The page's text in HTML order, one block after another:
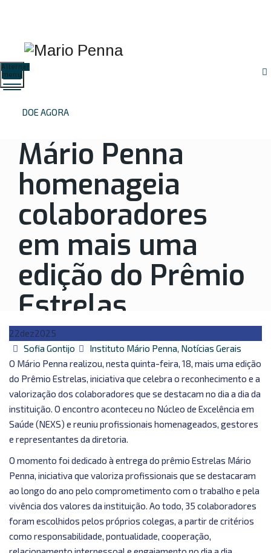
Alternar
menu
DOE AGORA
Mário Penna
homenageia
colaboradores
em mais uma
edição do Prêmio
Estrelas
22dez2025
Autor
Sofia Gontijo Categorias
Instituto Mário Penna, Notícias Gerais
O Mário Penna realizou, nesta quinta-feira, 18, mais uma edição
do Prêmio Estrelas, iniciativa que celebra o reconhecimento e a
valorização dos colaboradores que se destacam no dia a dia da
instituição. O encontro aconteceu no Núcleo de Excelência em
Saúde (NEXS) e reuniu profissionais homenageados, gestores
e representantes da diretoria.
O momento foi dedicado à entrega do prêmio Estrelas Mário
Penna, iniciativa que valoriza profissionais que se destacaram
ao longo do ano pelo comprometimento com o trabalho e pela
vivência dos valores da instituição. Ao todo, 35 colaboradores
foram escolhidos pelos próprios colegas, a partir de critérios
como responsabilidade, pontualidade, cooperação,